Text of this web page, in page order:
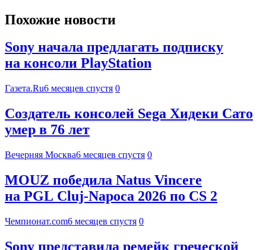
Похожие новости
Sony начала предлагать подписку
на консоли PlayStation
Газета.Ru6 месяцев спустя 0
Создатель консолей Sega Хидеки Сато
умер в 76 лет
Вечерняя Москва6 месяцев спустя 0
MOUZ победила Natus Vincere
на PGL Cluj-Napoca 2026 по CS 2
Чемпионат.com6 месяцев спустя 0
Sony представила ремейк греческой